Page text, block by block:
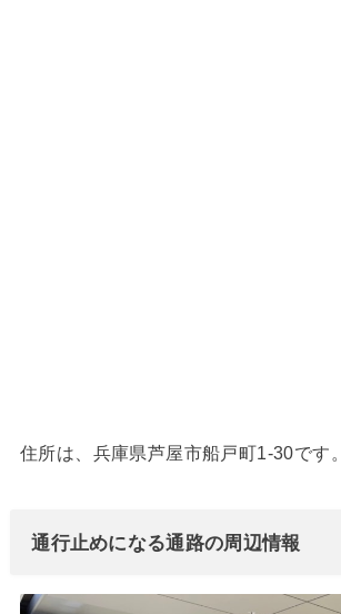
住所は、兵庫県芦屋市船戸町1-30です。
通行止めになる通路の周辺情報